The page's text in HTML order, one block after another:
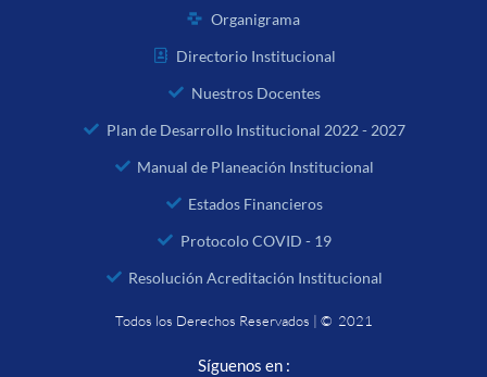
Organigrama
Directorio Institucional
Nuestros Docentes
Plan de Desarrollo Institucional 2022 - 2027
Manual de Planeación Institucional
Estados Financieros
Protocolo COVID - 19
Resolución Acreditación Institucional
Todos los Derechos Reservados | © 2021
Síguenos en :